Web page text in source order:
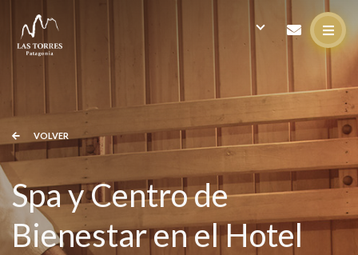
VOLVER
Spa y Centro de
Bienestar en el Hotel